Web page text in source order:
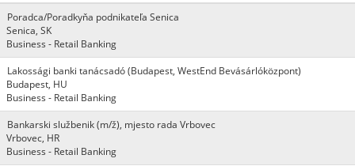
Poradca/Poradkyňa podnikateľa Senica
Senica, SK
Business - Retail Banking
Lakossági banki tanácsadó (Budapest, WestEnd Bevásárlóközpont)
Budapest, HU
Business - Retail Banking
Bankarski službenik (m/ž), mjesto rada Vrbovec
Vrbovec, HR
Business - Retail Banking